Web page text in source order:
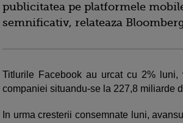
publicitatea pe platformele
semnificativ, relateaza
Titlurile Facebook au urcat cu 2% luni,
companiei situandu-se la 227,8 miliarde
In urma cresterii consemnate luni,